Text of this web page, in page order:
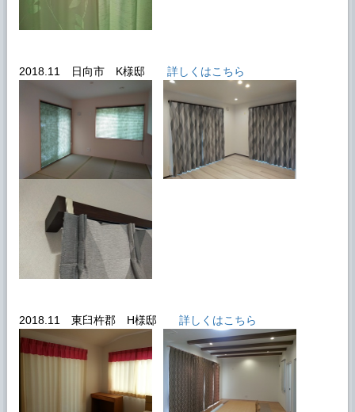
2018.11 日向市 K様邸 詳しくはこちら
2018.11 東臼杵郡 H様邸 詳しくはこちら